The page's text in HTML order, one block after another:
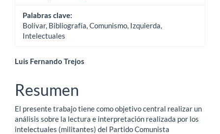
Palabras clave:
Bolívar, Bibliografía, Comunismo, Izquierda,
Intelectuales
Contenido
principal
del
artículo
Luis Fernando Trejos
Resumen
El presente trabajo tiene como objetivo central realizar un
análisis sobre la lectura e interpretación realizada por los
intelectuales (militantes) del Partido Comunista